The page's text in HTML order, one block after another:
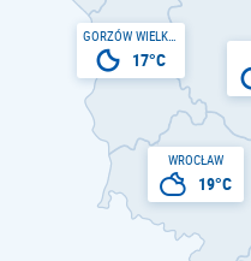
17°C
WROCŁAW
19°C